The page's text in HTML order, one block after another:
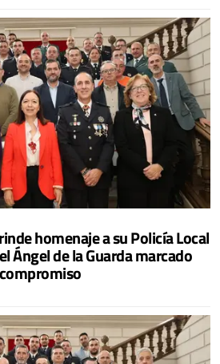
homenaje a su Policía Local
Ángel de la Guarda marcado